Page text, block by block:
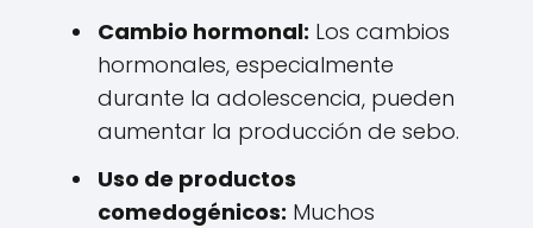
Cambio hormonal: Los cambios
hormonales, especialmente
durante la adolescencia, pueden
aumentar la producción de sebo.
Uso de productos
comedogénicos: Muchos